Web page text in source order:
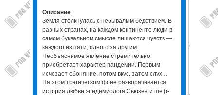
Описание:
Земля столкнулась с небывалым бедствием. В
разных странах, на каждом континенте люди в
самом буквальном смысле лишаются чувств —
каждого из пяти, одного за другим.
Необъяснимое явление стремительно
приобретает характер пандемии. Первым
исчезает обоняние, потом вкус, затем слух…
На этом трагическом фоне разворачивается
история любви эпидемиолога Сьюзен и шеф-